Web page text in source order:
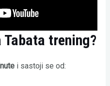
trening?
i sastoji se od: